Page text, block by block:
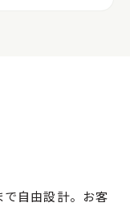
自由設計。お客